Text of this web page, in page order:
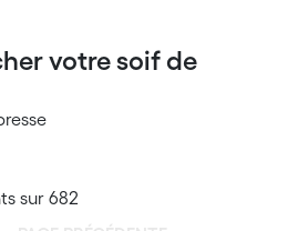
votre soif de
sur 682